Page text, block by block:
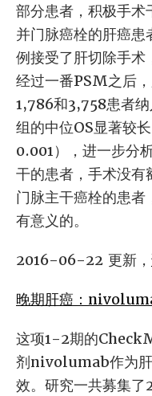
部分患者，积极手
并门脉癌栓的肝癌
例接受了肝切除手术
经过一番PSM之后
1,786和3,758患者
组的中位OS显著较
0.001），进一步分
干的患者，手术没有
门脉主干癌栓的患者
有意义的。
2016-06-22 更新，
晚期肝癌：
这项1-2期的
剂nivolumab作为肝
效。研究一共募集